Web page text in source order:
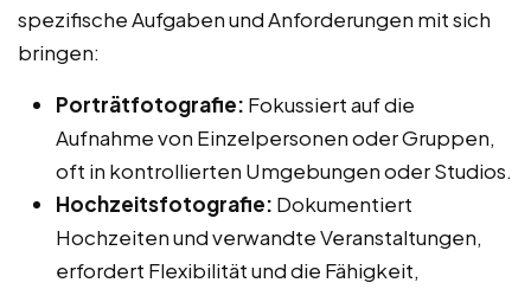
spezifische Aufgaben und Anforderungen mit sich
bringen:
Porträtfotografie: Fokussiert auf die
Aufnahme von Einzelpersonen oder Gruppen,
oft in kontrollierten Umgebungen oder Studios.
Hochzeitsfotografie: Dokumentiert
Hochzeiten und verwandte Veranstaltungen,
erfordert Flexibilität und die Fähigkeit,